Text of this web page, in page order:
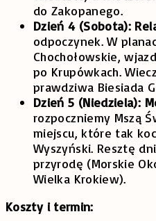
do Zakopanego.
Dzień 4 (Sobota):
odpoczynek. W
Chochołowskie,
po Krupówkach.
prawdziwa Biesiada
Dzień 5 (Niedziela):
rozpoczniemy Mszą
miejscu, które tak
Wyszyński. Resztę
przyrodę (Morskie
Wielka Krokiew).
Koszty i termin: